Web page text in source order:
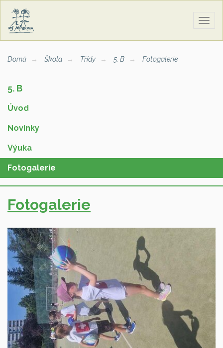
Domů Škola Třídy 5. B Fotogalerie
5. B
Úvod
Novinky
Výuka
Fotogalerie
Fotogalerie